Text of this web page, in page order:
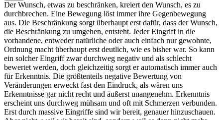
Der Wunsch, etwas zu beschränken, kreiert den Wunsch, es zu
durchbrechen. Eine Bewegung löst immer ihre Gegenbewegung
aus. Die Beschränkung sorgt überhaupt erst dafür, dass der Wunsch,
die Beschränkung zu umgehen, entsteht. Jeder Eingriff in die
vorhandene, entweder natürliche oder auch einfach nur gewohnte,
Ordnung macht überhaupt erst deutlich, wie es bisher war. So kann
ein solcher Eingriff zwar durchweg negativ und als schlecht
bewertet werden, doch gleichzeitig sorgt er automatisch immer auch
für Erkenntnis. Die größtenteils negative Bewertung von
Veränderungen erweckt fast den Eindruck, als wären uns
Erkenntnisse gar nicht recht und äußerst unangenehm. Erkenntnis
erscheint uns durchweg mühsam und oft mit Schmerzen verbunden.
Erst durch massive Eingriffe sind wir bereit, genauer hinzuschauen.